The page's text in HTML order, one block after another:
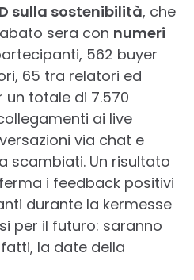
sulla sostenibilità, che
sera con numeri
562 buyer
65 tra relatori ed
totale di 7.570
ai live
via chat e
scambiati. Un risultato
i feedback positivi
durante la kermesse
per il futuro: saranno
la date della